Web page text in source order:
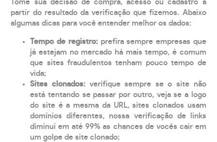
Tome sua decisão de compra, acesso ou cadastro a
partir do resultado da verificação que fizemos. Abaixo
algumas dicas para você entender melhor os dados:
Tempo de registro: prefira sempre empresas que
já estejam no mercado há mais tempo, é comum
que sites fraudulentos tenham pouco tempo de
vida;
Sites clonados: verifique sempre se o site não
está tentando se passar por outro, veja se a logo
do site é a mesma da URL, sites clonados usam
domínios diferentes, nossa verificação de links
diminui em até 99% as chances de vocês cair em
um golpe de site clonado;